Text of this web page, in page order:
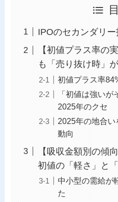
IPOのセカンダリ
【初値プラス率の
も「売り抜け時」
初値プラス率
「初値は強いが
2025年のクセ
2025年の地合
動向
【吸収金額別の傾
初値の「軽さ」と「
中小型の需給が
た